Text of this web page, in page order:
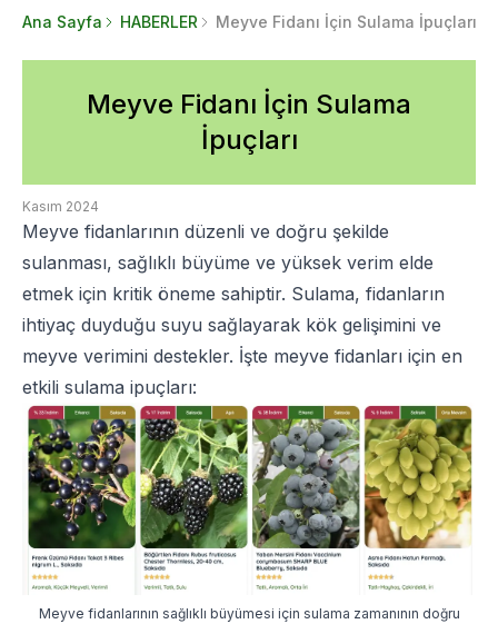
Ana Sayfa HABERLER Meyve Fidanı İçin Sulama İpuçları
Meyve Fidanı İçin Sulama
İpuçları
Kasım 2024
Meyve fidanlarının düzenli ve doğru şekilde
sulanması, sağlıklı büyüme ve yüksek verim elde
etmek için kritik öneme sahiptir. Sulama, fidanların
ihtiyaç duyduğu suyu sağlayarak kök gelişimini ve
meyve verimini destekler. İşte meyve fidanları için en
etkili sulama ipuçları:
Meyve fidanlarının sağlıklı büyümesi için sulama zamanının doğru